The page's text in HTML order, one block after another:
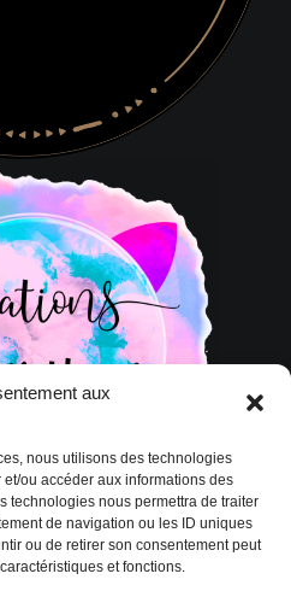
aux
nous utilisons des technologies
ou accéder aux informations des
technologies nous permettra de traiter
de navigation ou les ID uniques
ou de retirer son consentement peut
et fonctions.